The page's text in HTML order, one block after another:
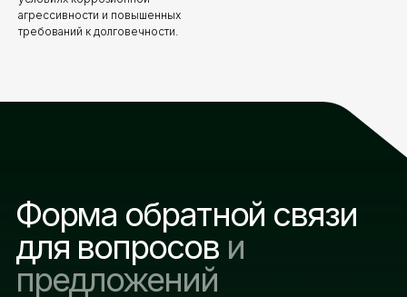
агрессивности и повышенных
требований к долговечности.
Название организации
Вопросы и предложения